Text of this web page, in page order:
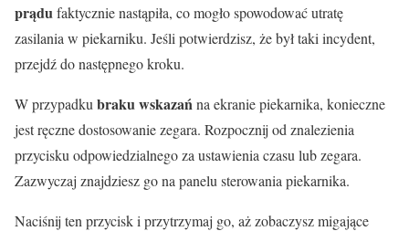
prądufaktycznie nastąpiła, co mogło spowodować utratę
zasilania w piekarniku. Jeśli potwierdzisz, że był taki incydent,
przejdź do następnego kroku.
W przypadku braku wskazańna ekranie piekarnika, konieczne
jest ręczne dostosowanie zegara. Rozpocznij od znalezienia
przycisku odpowiedzialnego za ustawienia czasu lub zegara.
Zazwyczaj znajdziesz go na panelu sterowania piekarnika.
Naciśnij ten przycisk i przytrzymaj go, aż zobaczysz migające